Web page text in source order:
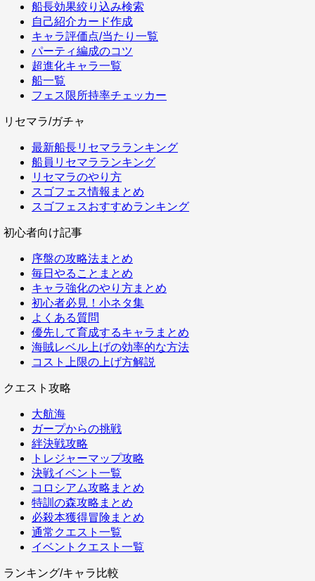
船長効果絞り込み検索
自己紹介カード作成
キャラ評価点/当たり一覧
パーティ編成のコツ
超進化キャラ一覧
船一覧
フェス限所持率チェッカー
リセマラ/ガチャ
最新船長リセマラランキング
船員リセマラランキング
リセマラのやり方
スゴフェス情報まとめ
スゴフェスおすすめランキング
初心者向け記事
序盤の攻略法まとめ
毎日やることまとめ
キャラ強化のやり方まとめ
初心者必見！小ネタ集
よくある質問
優先して育成するキャラまとめ
海賊レベル上げの効率的な方法
コスト上限の上げ方解説
クエスト攻略
大航海
ガープからの挑戦
絆決戦攻略
トレジャーマップ攻略
決戦イベント一覧
コロシアム攻略まとめ
特訓の森攻略まとめ
必殺本獲得冒険まとめ
通常クエスト一覧
イベントクエスト一覧
ランキング/キャラ比較